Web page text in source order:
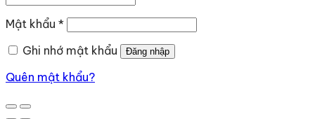
Mật khẩu *Bắt
Ghi nhớ mật khẩu
Đăng nhập
Quên mật khẩu?